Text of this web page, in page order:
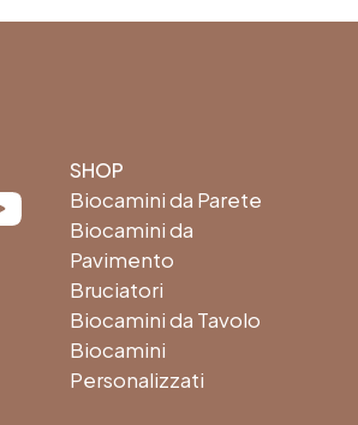
SHOP
Biocamini da Parete
Biocamini da
Pavimento
Bruciatori
Biocamini da Tavolo
Biocamini
Personalizzati